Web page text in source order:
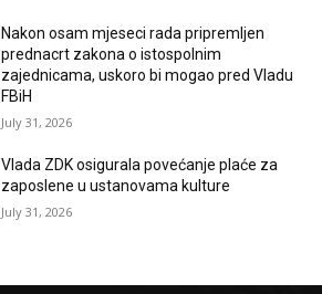
Nakon osam mjeseci rada pripremljen
prednacrt zakona o istospolnim
zajednicama, uskoro bi mogao pred Vladu
FBiH
July 31, 2026
Vlada ZDK osigurala povećanje plaće za
zaposlene u ustanovama kulture
July 31, 2026